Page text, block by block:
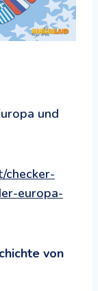
und
checker-
europa-
von